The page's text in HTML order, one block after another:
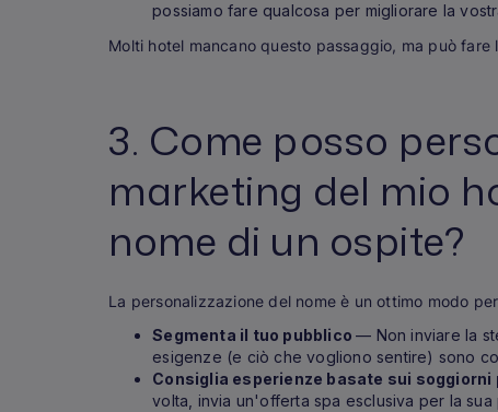
possiamo fare qualcosa per migliorare la
Molti hotel mancano questo passaggio, ma può
3. Come posso
marketing del mio
nome di un ospite?
La personalizzazione del nome è un ottimo modo
Segmenta il tuo pubblico— Non inviare la
esigenze (e ciò che vogliono sentire) sono
Consiglia esperienze basate sui
volta, invia un'offerta spa esclusiva per la sua